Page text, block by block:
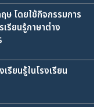
ษ โดยใช้กิจกรรมการ
รียนรู้ภาษาต่าง
รียนรู้ในโรงเรียน